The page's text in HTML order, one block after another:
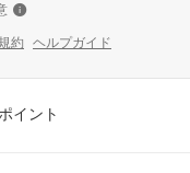
約 ヘルプガイド
イント